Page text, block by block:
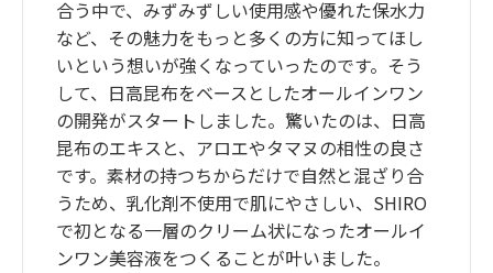
合う中で、みずみずしい使用感や優れた保水力
など、その魅力をもっと多くの方に知ってほし
いという想いが強くなっていったのです。そう
して、日高昆布をベースとしたオールインワン
の開発がスタートしました。驚いたのは、日高
昆布のエキスと、アロエやタマヌの相性の良さ
です。素材の持つちからだけで自然と混ざり合
うため、乳化剤不使用で肌にやさしい、SHIRO
で初となる一層のクリーム状になったオールイ
ンワン美容液をつくることが叶いました。